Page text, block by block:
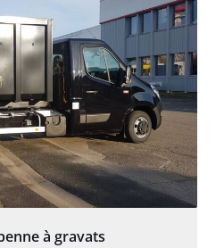
à gravats